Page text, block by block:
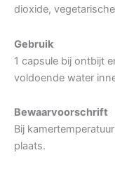
dioxide,
Gebruik
1 capsule bij ontbijt
voldoende water
Bewaarvoorschrift
Bij
plaats.